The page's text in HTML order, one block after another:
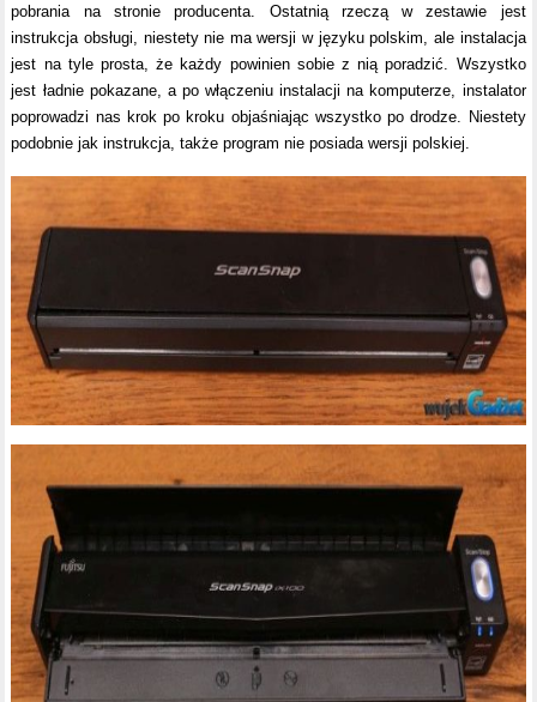
pobrania na stronie producenta. Ostatnią rzeczą w zestawie jest
instrukcja obsługi, niestety nie ma wersji w języku polskim, ale instalacja
jest na tyle prosta, że każdy powinien sobie z nią poradzić. Wszystko
jest ładnie pokazane, a po włączeniu instalacji na komputerze, instalator
poprowadzi nas krok po kroku objaśniając wszystko po drodze. Niestety
podobnie jak instrukcja, także program nie posiada wersji polskiej.